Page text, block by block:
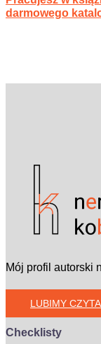
darmowego
Mój profil autorski
LUBIMY
Checklisty